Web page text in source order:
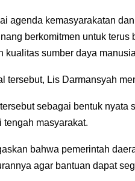
agenda kemasyarakatan
berkomitmen untuk
kualitas sumber daya
tersebut, Lis Darmansyah
sebagai bentuk
tengah masyarakat.
bahwa pemerintah
agar bantuan dapat